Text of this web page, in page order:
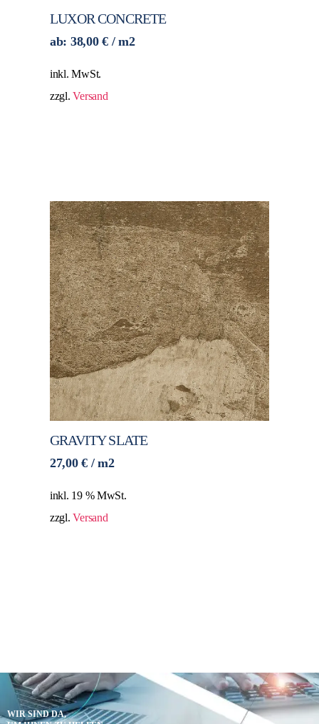
LUXOR CONCRETE
ab: 38,00€ / m2
inkl. MwSt.
zzgl.Versand
GRAVITY SLATE
27,00€ / m2
inkl. 19 % MwSt.
zzgl.Versand
WIR SIND DA,